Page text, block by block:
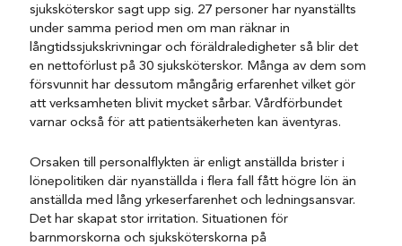
sjuksköterskor sagt upp sig. 27 personer har nyanställts
under samma period men om man räknar in
långtidssjukskrivningar och föräldraledigheter så blir det
en nettoförlust på 30 sjuksköterskor. Många av dem som
försvunnit har dessutom mångårig erfarenhet vilket gör
att verksamheten blivit mycket sårbar. Vårdförbundet
varnar också för att patientsäkerheten kan äventyras.
Orsaken till personalflykten är enligt anställda brister i
lönepolitiken där nyanställda i flera fall fått högre lön än
anställda med lång yrkeserfarenhet och ledningsansvar.
Det har skapat stor irritation. Situationen för
barnmorskorna och sjuksköterskorna på